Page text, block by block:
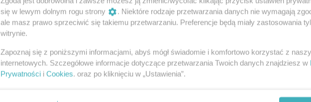
się w lewym dolnym rogu strony
. Niektóre rodzaje przetwarzania danych nie wymagają
ale masz prawo sprzeciwić się takiemu przetwarzaniu. Preferencje będą miały zastosowania
witrynie.
Zapoznaj się z poniższymi informacjami, abyś mógł świadomie i komfortowo korzystać z
internetowych. Szczegółowe informacje dotyczące przetwarzania Twoich danych znajdziesz w
Prywatności i Cookies. oraz po kliknięciu w „Ustawienia”.